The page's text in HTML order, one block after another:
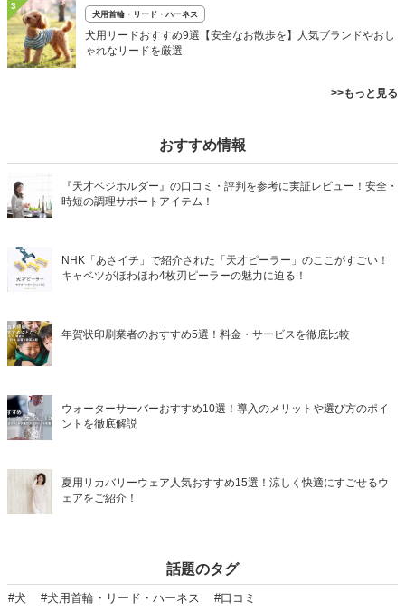
3
犬用首輪・リード・ハーネス
犬用リードおすすめ9選【安全なお散歩を】人気ブランドやおし
ゃれなリードを厳選
>>もっと見る
おすすめ情報
『天才ベジホルダー』の口コミ・評判を参考に実証レビュー！安全・
時短の調理サポートアイテム！
NHK「あさイチ」で紹介された「天才ピーラー」のここがすごい！
キャベツがほわほわ4枚刃ピーラーの魅力に迫る！
年賀状印刷業者のおすすめ5選！料金・サービスを徹底比較
ウォーターサーバーおすすめ10選！導入のメリットや選び方のポイ
ントを徹底解説
夏用リカバリーウェア人気おすすめ15選！涼しく快適にすごせるウ
ェアをご紹介！
話題のタグ
#犬 #犬用首輪・リード・ハーネス #口コミ